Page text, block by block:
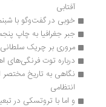
آفتابی
خوبی در گفت‌وگو با
جبر جغرافیا به چاپ
مروری بر چریک
درباره توت فرنگی‌های
انتظامی